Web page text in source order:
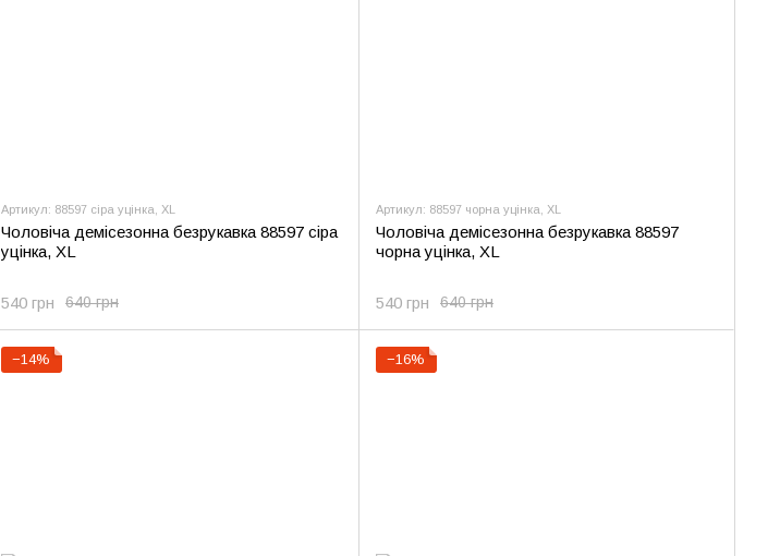
Артикул: 88597 сіра уцінка, XL
Чоловіча демісезонна безрукавка 88597 сіра
уцінка, XL
640 грн
540 грн
Артикул: 88597 чорна уцінка, XL
Чоловіча демісезонна безрукавка 88597
чорна уцінка, XL
640 грн
540 грн
−14% −16%